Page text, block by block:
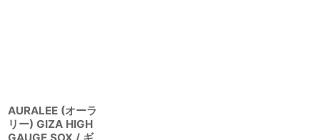
AURALEE (オーラ
リー) GIZA HIGH